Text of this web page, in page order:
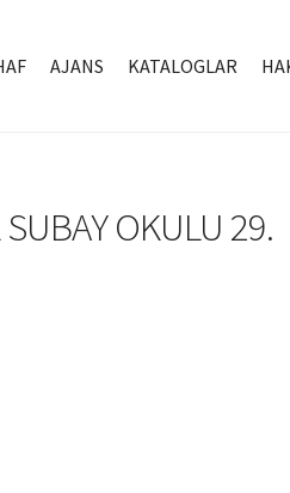
AJANS KATALOGLAR
OKULU 29.